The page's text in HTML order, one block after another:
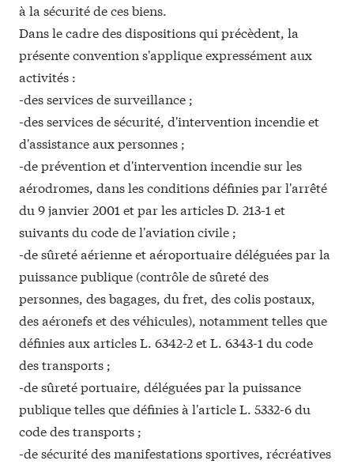
à la sécurité de ces biens.
Dans le cadre des dispositions qui précèdent, la
présente convention s'applique expressément aux
activités :
-des services de surveillance ;
-des services de sécurité, d'intervention incendie et
d'assistance aux personnes ;
-de prévention et d'intervention incendie sur les
aérodromes, dans les conditions définies par l'arrêté
du 9 janvier 2001 et par les articlesD. 213-1 et
suivants du code de l'aviation civile ;
-de sûreté aérienne et aéroportuaire déléguées par la
puissance publique (contrôle de sûreté des
personnes, des bagages, du fret, des colis postaux,
des aéronefs et des véhicules), notamment telles que
définies aux articlesL. 6342-2etL. 6343-1 du code
des transports ;
-de sûreté portuaire, déléguées par la puissance
publique telles que définies à l'articleL. 5332-6du
code des transports ;
-de sécurité des manifestations sportives, récréatives